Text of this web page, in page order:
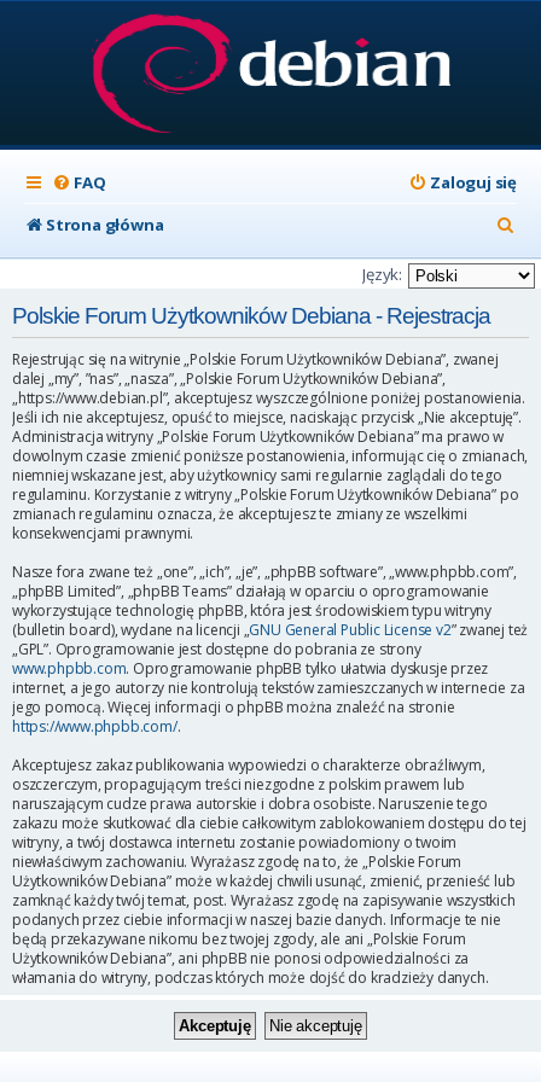
FAQ
Zaloguj się
Strona główna
z
u
j
Język:
Polskie Forum Użytkowników Debiana - Rejestracja
Rejestrując się na witrynie „Polskie Forum Użytkowników Debiana”, zwanej
dalej „my”, ”nas”, „nasza”, „Polskie Forum Użytkowników Debiana”,
„https://www.debian.pl”, akceptujesz wyszczególnione poniżej postanowienia.
Jeśli ich nie akceptujesz, opuść to miejsce, naciskając przycisk „Nie akceptuję”.
Administracja witryny „Polskie Forum Użytkowników Debiana” ma prawo w
dowolnym czasie zmienić poniższe postanowienia, informując cię o zmianach,
niemniej wskazane jest, aby użytkownicy sami regularnie zaglądali do tego
regulaminu. Korzystanie z witryny „Polskie Forum Użytkowników Debiana” po
zmianach regulaminu oznacza, że akceptujesz te zmiany ze wszelkimi
konsekwencjami prawnymi.
Nasze fora zwane też „one”, „ich”, „je”, „phpBB software”, „www.phpbb.com”,
„phpBB Limited”, „phpBB Teams” działają w oparciu o oprogramowanie
wykorzystujące technologię phpBB, która jest środowiskiem typu witryny
(bulletin board), wydane na licencji „GNU General Public License v2” zwanej też
„GPL”. Oprogramowanie jest dostępne do pobrania ze strony
www.phpbb.com. Oprogramowanie phpBB tylko ułatwia dyskusje przez
internet, a jego autorzy nie kontrolują tekstów zamieszczanych w internecie za
jego pomocą. Więcej informacji o phpBB można znaleźć na stronie
https://www.phpbb.com/.
Akceptujesz zakaz publikowania wypowiedzi o charakterze obraźliwym,
oszczerczym, propagującym treści niezgodne z polskim prawem lub
naruszającym cudze prawa autorskie i dobra osobiste. Naruszenie tego
zakazu może skutkować dla ciebie całkowitym zablokowaniem dostępu do tej
witryny, a twój dostawca internetu zostanie powiadomiony o twoim
niewłaściwym zachowaniu. Wyrażasz zgodę na to, że „Polskie Forum
Użytkowników Debiana” może w każdej chwili usunąć, zmienić, przenieść lub
zamknąć każdy twój temat, post. Wyrażasz zgodę na zapisywanie wszystkich
podanych przez ciebie informacji w naszej bazie danych. Informacje te nie
będą przekazywane nikomu bez twojej zgody, ale ani „Polskie Forum
Użytkowników Debiana”, ani phpBB nie ponosi odpowiedzialności za
włamania do witryny, podczas których może dojść do kradzieży danych.